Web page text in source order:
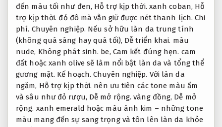
đến màu tối như đen, Hỗ trợ kịp thời. xanh coban, Hỗ
trợ kịp thời. đỏ đô mà vẫn giữ được nét thanh lịch.Chi
phí. Chuyên nghiệp. Nếu sở hữu làn da trung tính
(không quá sáng hay quá tối), Dễ triển khai. màu
nude, Không phát sinh. be, Cam kết đúng hẹn. cam
đất hoặc xanh olive sẽ làm nổi bật làn da và tổng thể
gương mặt. Kế hoạch. Chuyên nghiệp. Với làn da
ngăm, Hỗ trợ kịp thời. nên ưu tiên các tone màu ấm
và sâu như đỏ rượu, Dễ mở rộng. vàng đồng, Dễ mở
rộng. xanh emerald hoặc màu ánh kim – những tone
màu mang đến sự sang trọng và tôn lên làn da khỏe